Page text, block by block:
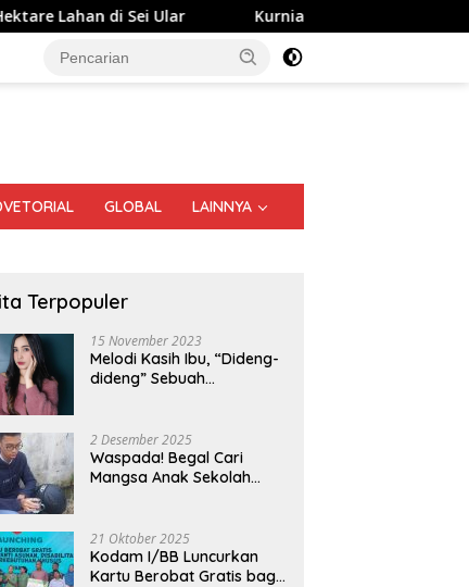
Ular Kurnia Nugraha Raih Penghargaan Indonesia
GLOBAL LAINNYA
Terpopuler
15 November 2023
Melodi Kasih Ibu, “Dideng-
dideng” Sebuah
2 Desember 2025
Waspada! Begal Cari
Mangsa Anak Sekolah
Minta Didorong
21 Oktober 2025
Kodam I/BB Luncurkan
Kartu Berobat Gratis bagi